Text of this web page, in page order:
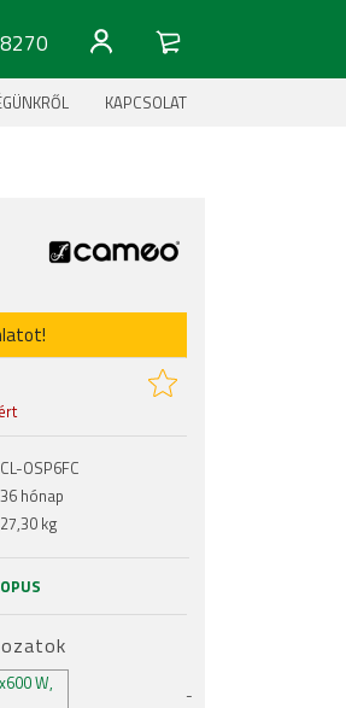
KAPCSOLAT
CL-OSP6FC
36 hónap
27,30 kg
OPUS
W,
-